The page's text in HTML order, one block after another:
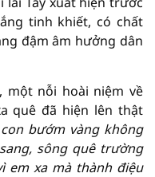
tinh khiết, có chất
đậm âm hưởng dân
một nỗi hoài niệm về
quê đã hiện lên thật
bướm vàng không
sông quê trường
em xa mà thành điệu